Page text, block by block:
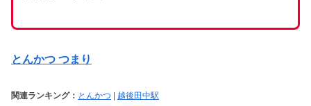
とんかつ つまり
関連ランキング： とんかつ 越後田中駅